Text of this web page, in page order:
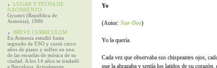
LUGAR Y FECHA DE
NACIMIENTO
Gyumri (República de
Armenia), 1986
BREVE CURRICULUM
En Armenia estudió hasta
segundo de ESO y cursó cinco
años de piano y solfeo en una
de las escuelas de música de su
ciudad. A los 14 años se trasladó
a Barcelona. Actualmente
Yo
(Autor: Nar-Dos)
Yo la quería.
Cada vez que observaba sus chispeantes ojos,
que la abrazaba y sentía los latidos de su